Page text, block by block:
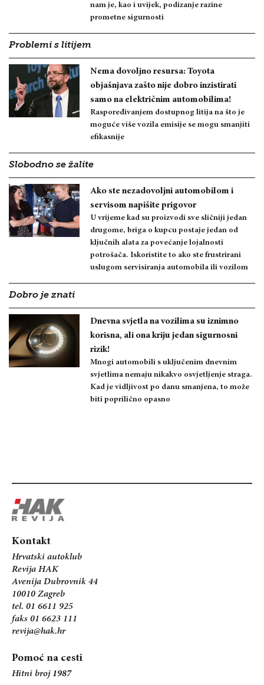
nam je, kao i uvijek, podizanje razine
prometne sigurnosti
Problemi s litijem
Nema dovoljno resursa: Toyota
objašnjava zašto nije dobro inzistirati
samo na električnim automobilima!
Raspoređivanjem dostupnog litija na što je
moguće više vozila emisije se mogu smanjiti
efikasnije
Slobodno se žalite
Ako ste nezadovoljni automobilom i
servisom napišite prigovor
U vrijeme kad su proizvodi sve sličniji jedan
drugome, briga o kupcu postaje jedan od
ključnih alata za povećanje lojalnosti
potrošača. Iskoristite to ako ste frustrirani
uslugom servisiranja automobila ili vozilom
Dobro je znati
Dnevna svjetla na vozilima su iznimno
korisna, ali ona kriju jedan sigurnosni
rizik!
Mnogi automobili s uključenim dnevnim
svjetlima nemaju nikakvo osvjetljenje straga.
Kad je vidljivost po danu smanjena, to može
biti poprilično opasno
Kontakt
Hrvatski autoklub
Revija HAK
Avenija Dubrovnik 44
10010 Zagreb
tel. 01 6611 925
faks 01 6623 111
revija@hak.hr
Pomoć na cesti
Hitni broj 1987